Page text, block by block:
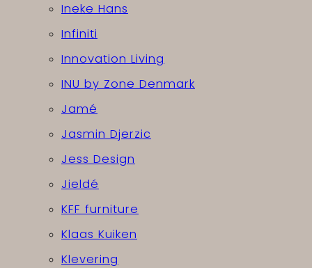
Ineke Hans
Infiniti
Innovation Living
INU by Zone Denmark
Jamé
Jasmin Djerzic
Jess Design
Jieldé
KFF furniture
Klaas Kuiken
Klevering